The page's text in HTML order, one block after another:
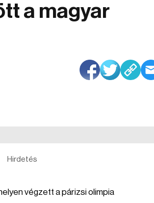
a magyar
Hirdetés
végzett a párizsi olimpia